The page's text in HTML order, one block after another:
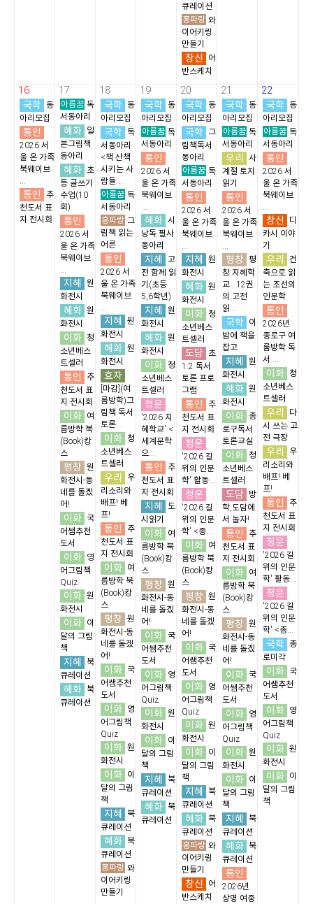
큐레이션
홍파랑 와
이어키링
만들기
창신
어
반스케치
16
국학
동
아리모집
통인
2026 서
울 온 가족
북웨이브
...
통인
추
천도서 표
지 전시회
17
아름꿈 독
서동아리
혜화
일
본그림책
동아리
혜화
초
등 글쓰기
수업(10
회)
통인
2026 서
울 온 가족
북웨이브
...
지혜
원
화전시
혜화 원
화전시
이화
청
소년베스
트셀러
통인
추
천도서 표
지 전시회
이화
여
름방학 북
(Book)캉
스
평창 원
화전시-동
네를 돌겠
어!
이화
국
어쌤추천
도서
이화
영
어그림책
Quiz
이화 원
화전시
이화
이
달의 그림
책
지혜
북
큐레이션
혜화
북
큐레이션
18
국학
동
아리모집
국학
독
서동아리
<책 산책
시키는 사
람들...
아름꿈 독
서동아리
홍파랑 그
림책 읽는
어른
통인
2026 서
울 온 가족
북웨이브
...
지혜
원
화전시
혜화 원
화전시
효자
[마감](여
름방학)그
림책 독서
토론...
이화
청
소년베스
트셀러
우리
우
리소리와
배프! 베
프!
통인
추
천도서 표
지 전시회
이화
여
름방학 북
(Book)캉
스
평창 원
화전시-동
네를 돌겠
어!
이화
국
어쌤추천
도서
이화
영
어그림책
Quiz
이화 원
화전시
이화
이
달의 그림
책
지혜
북
큐레이션
혜화
북
큐레이션
홍파랑 와
이어키링
만들기
19
국학
동
아리모집
아름꿈 독
서동아리
통인
2026 서
울 온 가족
북웨이브
...
혜화 시
낭독 필사
동아리
지혜
고
전 함께 읽
기(초등
5,6학년)
지혜
원
화전시
혜화 원
화전시
이화
청
소년베스
트셀러
청운
'2026 지
혜학교' <
세계문학
으...
통인
추
천도서 표
지 전시회
지혜
도
시읽기
이화
여
름방학 북
(Book)캉
스
평창 원
화전시-동
네를 돌겠
어!
이화
국
어쌤추천
도서
이화
영
어그림책
Quiz
이화 원
화전시
이화
이
달의 그림
책
지혜
북
큐레이션
혜화
북
큐레이션
20
국학
동
아리모집
국학
그
림책독서
동아리
아름꿈 독
서동아리
통인
2026 서
울 온 가족
북웨이브
...
지혜
원
화전시
혜화 원
화전시
이화
청
소년베스
트셀러
도담
초
1.2 독서
토론 프로
그램
통인
추
천도서 표
지 전시회
청운
'2026 길
위의 인문
학' 활동...
청운
'2026 길
위의 인문
학' <종...
이화
여
름방학 북
(Book)캉
스
평창 원
화전시-동
네를 돌겠
어!
이화
국
어쌤추천
도서
이화
영
어그림책
Quiz
이화 원
화전시
이화
이
달의 그림
책
지혜
북
큐레이션
혜화
북
큐레이션
홍파랑 와
이어키링
만들기
창신
어
반스케치
21
국학
동
아리모집
아름꿈 독
서동아리
우리
사
계절 토지
읽기
통인
2026 서
울 온 가족
북웨이브
...
평창 평
창 지혜학
교 : 12권
의 고전
읽...
국학
이
밤에 책을
잡고
지혜
원
화전시
혜화 원
화전시
이화
종
로구독서
토론교실
이화
청
소년베스
트셀러
도담
방
학,도담에
서 놀자!
통인
추
천도서 표
지 전시회
이화
여
름방학 북
(Book)캉
스
평창 원
화전시-동
네를 돌겠
어!
이화
국
어쌤추천
도서
이화
영
어그림책
Quiz
이화 원
화전시
이화
이
달의 그림
책
지혜
북
큐레이션
혜화
북
큐레이션
통인
2026년
상명 여중
22
국학
동
아리모집
아름꿈 독
서동아리
통인
2026 서
울 온 가족
북웨이브
...
창신
디
카시 이야
기
우리
건
축으로 읽
는 조선의
인문학
통인
2026년
종로구 여
름방학 독
서 ...
이화
청
소년베스
트셀러
우리
다
시 쓰는 고
전 극장
우리
우
리소리와
배프! 베
프!
통인
추
천도서 표
지 전시회
청운
'2026 길
위의 인문
학' 활동...
청운
'2026 길
위의 인문
학' <종...
국학
종
로미각
이화
국
어쌤추천
도서
이화
영
어그림책
Quiz
이화 원
화전시
이화
이
달의 그림
책